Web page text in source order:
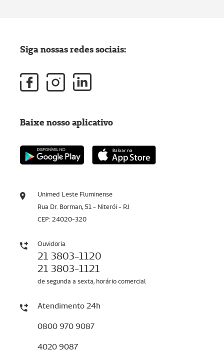
Unimed Leste Fluminense
Rua Dr. Borman, 51 - Niterói - RJ
CEP: 24020-320
Ouvidoria
21 3803-1120
21 3803-1121
de segunda a sexta, horário comercial
Atendimento 24h
0800 970 9087
4020 9087
Siga nossas redes sociais:
Baixe nosso aplicativo